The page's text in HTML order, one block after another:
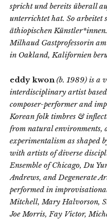
spricht und bereits überall
unterrichtet hat. So arbeitet
äthiopischen
Milhaud Gastprofessorin
in Oakland, Kalifornien
eddy kwon(b. 1989) is a
interdisciplinary artist
composer-performer and
Korean folk timbres &
from natural environments,
experimentalism as shaped
with artists of diverse
Ensemble of Chicago, Du
Andrews, and Degenerate
performed in
Mitchell, Mary Halvorson,
Joe Morris, Fay Victor,